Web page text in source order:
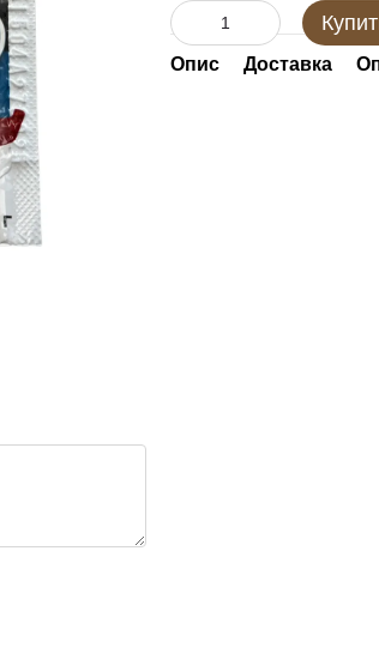
Опис Доставка